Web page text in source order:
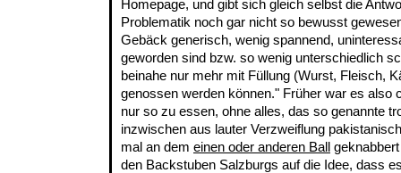
Homepage, und gibt sich gleich selbst die
Problematik noch gar nicht so bewusst
Gebäck generisch, wenig spannend,
geworden sind bzw. so wenig unterschiedlich
beinahe nur mehr mit Füllung (Wurst, Fleisch,
genossen werden können." Früher war es also
nur so zu essen, ohne alles, das so genannte
inzwischen aus lauter Verzweiflung
mal an dem einen oder anderen Ball
den Backstuben Salzburgs auf die Idee, dass